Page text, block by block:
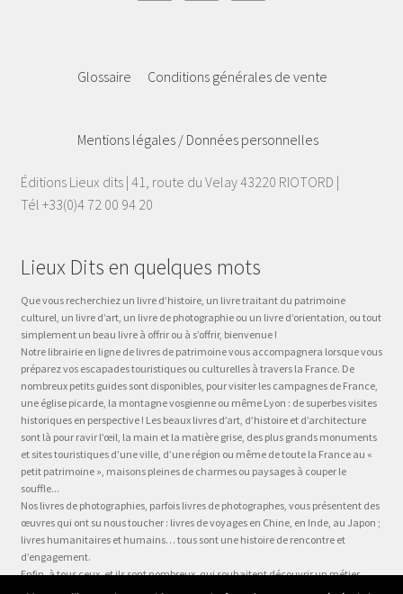
Glossaire Conditions générales de vente
Mentions légales / Données personnelles
Éditions Lieux dits | 41, route du Velay 43220 RIOTORD |
Tél +33(0)4 72 00 94 20
Lieux Dits en quelques mots
Que vous recherchiez un livre d’histoire, un livre traitant du patrimoine
culturel, un livre d’art, un livre de photographie ou un livre d’orientation, ou tout
simplement un beau livre à offrir ou à s’offrir, bienvenue !
Notre librairie en ligne de livres de patrimoine vous accompagnera lorsque vous
préparez vos escapades touristiques ou culturelles à travers la France. De
nombreux petits guides sont disponibles, pour visiter les campagnes de France,
une église picarde, la montagne vosgienne ou même Lyon : de superbes visites
historiques en perspective ! Les beaux livres d’art, d’histoire et d’architecture
sont là pour ravir l’œil, la main et la matière grise, des plus grands monuments
et sites touristiques d’une ville, d’une région ou même de toute la France au «
petit patrimoine », maisons pleines de charmes ou paysages à couper le
souffle...
Nos livres de photographies, parfois livres de photographes, vous présentent des
œuvres qui ont su nous toucher : livres de voyages en Chine, en Inde, au Japon ;
livres humanitaires et humains… tous sont une histoire de rencontre et
d’engagement.
Enfin, à tous ceux, et ils sont nombreux, qui souhaitent découvrir un métier,
préparer leur formation ou choisir leur orientation, à la question « quel métier ?